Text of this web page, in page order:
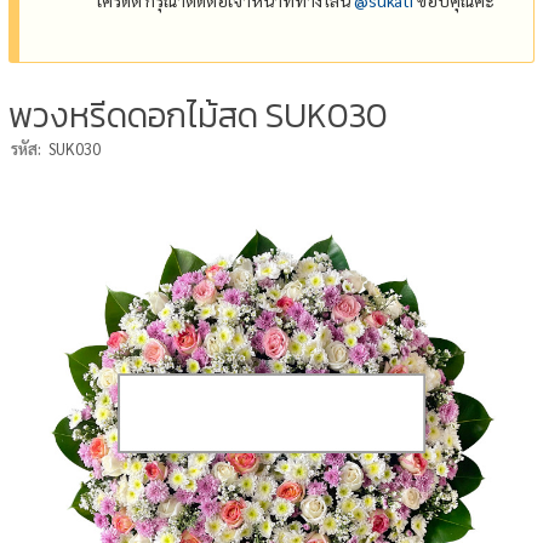
พวงหรีดดอกไม้สด SUK030
รหัส: SUK030